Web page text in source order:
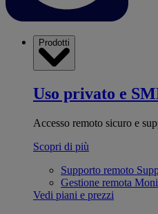
Prodotti
Uso privato e
Accesso remoto sicuro e
Scopri di più
Supporto remoto
Gestione remota
Vedi piani e prezzi